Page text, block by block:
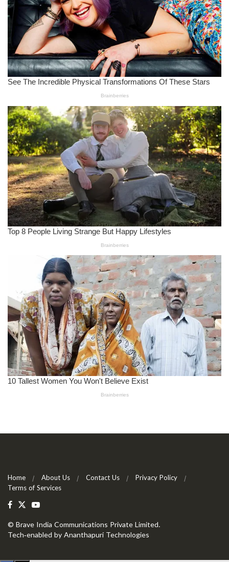
Home About Us Contact Us
Privacy Policy
Terms of Services
© Brave India Communications Private Limited.
Tech-enabled by Ananthapuri Technologies